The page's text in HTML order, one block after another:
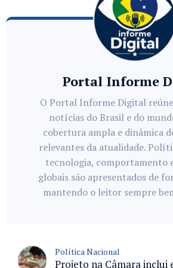
Portal Informe
O Portal Informe Digital
notícias do Brasil e do
cobertura ampla e dinâmica
relevantes da atualidade.
tecnologia, comportamento
globais são apresentados de
mantendo o leitor sempre
Política Nacional